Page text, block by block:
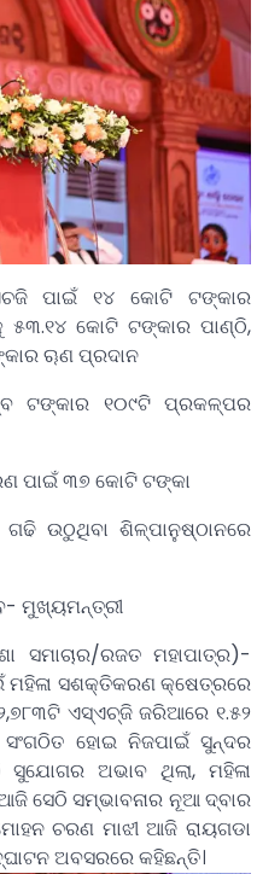
ପାଇଁ ୧୪ କୋଟି ଟଙ୍କାର
କୋଟି ଟଙ୍କାର ପାଣ୍ଠି,
ୠଣ ପ୍ରଦାନ
ଟଙ୍କାର ୧୦୯ଟି ପ୍ରକଳ୍ପର
ପାଇଁ ୩୭ କୋଟି ଟଙ୍କା
ଗଢି ଉଠୁଥିବା ଶିଳ୍ପାନୁଷ୍ଠାନରେ
ମୁଖ୍ୟମନ୍ତ୍ରୀ
ସମାଚାର/ରଜତ ମହାପାତ୍ର)-
ମହିଳା ସଶକ୍ତିକରଣ କ୍ଷେତ୍ରରେ
ଏସ୍‌ଏଚ୍‌ଜି ଜରିଆରେ ୧.୫୨
ହୋଇ ନିଜପାଇଁ ସୁନ୍ଦର
ଅଭାବ ଥିଲା, ମହିଳା
ସେଠି ସମ୍ଭାବନାର ନୂଆ ଦ୍ବାର
ଚରଣ ମାଝୀ ଆଜି ରାୟଗଡା
ଅବସରରେ କହିଛନ୍ତି।